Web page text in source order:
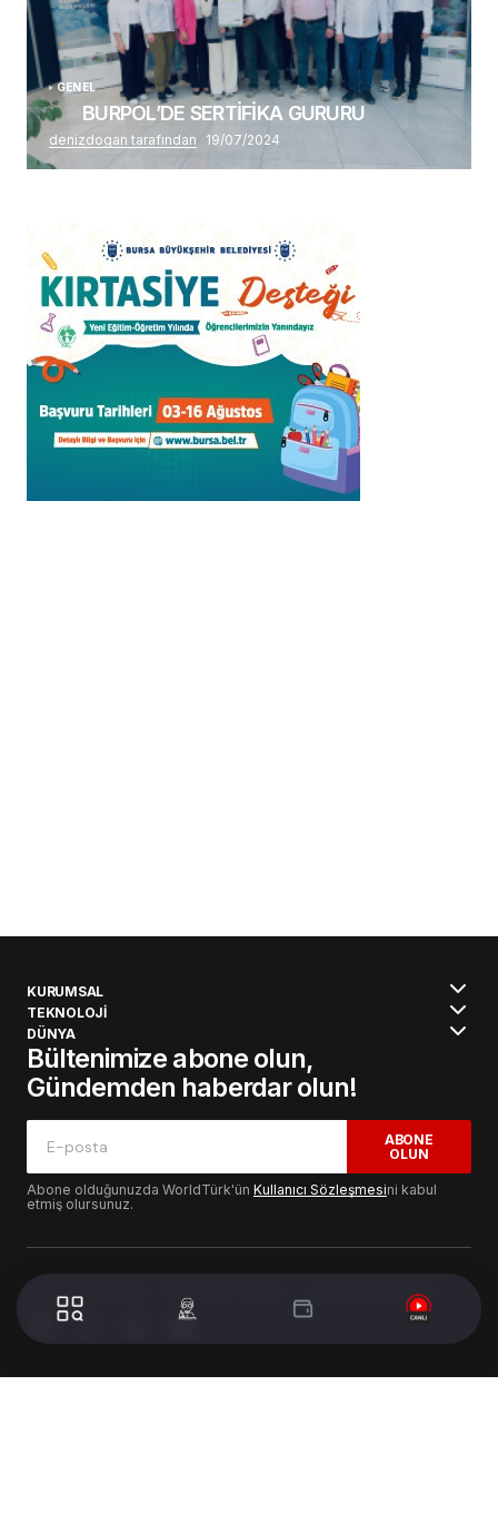
GENEL
BURPOL’DE SERTİFİKA GURURU
denizdogan tarafından 19/07/2024
KURUMSAL
TEKNOLOJİ
DÜNYA
Bültenimize abone olun,
Gündemden haberdar olun!
ABONE
OLUN
Abone olduğunuzda WorldTürk'ün Kullanıcı Sözleşmesini kabul
etmiş olursunuz.
© 2024 WorldTurk. Tüm Hakları Saklıdır. - Tasarım & Geliştirme :
Volion's